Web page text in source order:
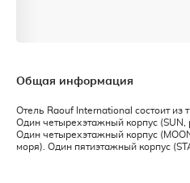
Общая информация
Отель Raouf International состоит из
Один четырехэтажный корпус (SUN,
Один четырехэтажный корпус
моря). Один пятиэтажный корпус